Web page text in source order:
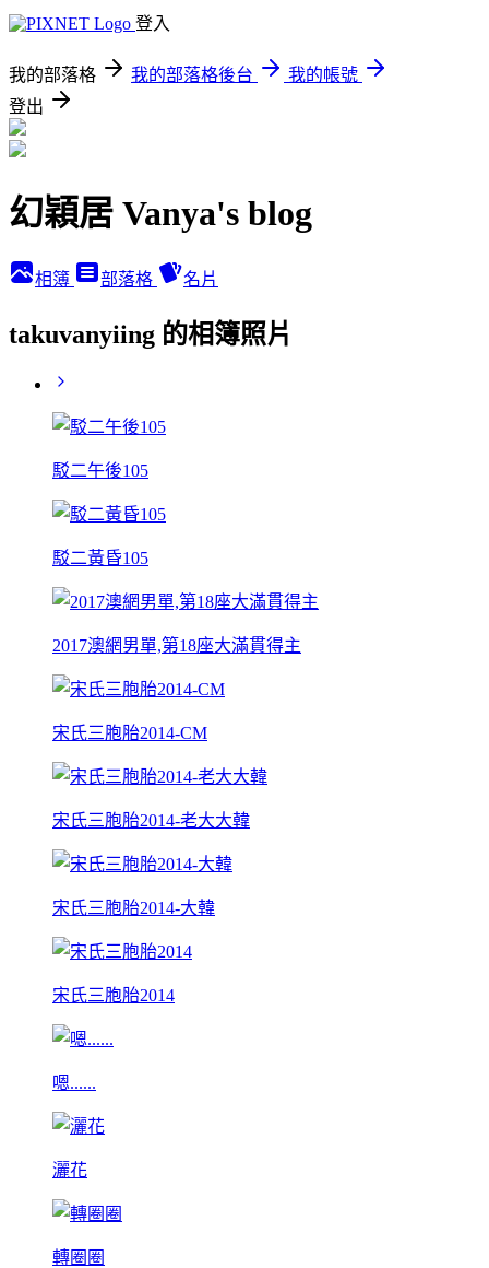
登入
我的部落格 我的部落格後台
我的帳號
登出
幻穎居 Vanya's blog
相簿 部落格 名片
takuvanyiing 的相簿照片
駁二午後105
駁二黃昏105
2017澳網男單,第18座大滿貫得主
宋氏三胞胎2014-CM
宋氏三胞胎2014-老大大韓
宋氏三胞胎2014-大韓
宋氏三胞胎2014
嗯......
灑花
轉圈圈